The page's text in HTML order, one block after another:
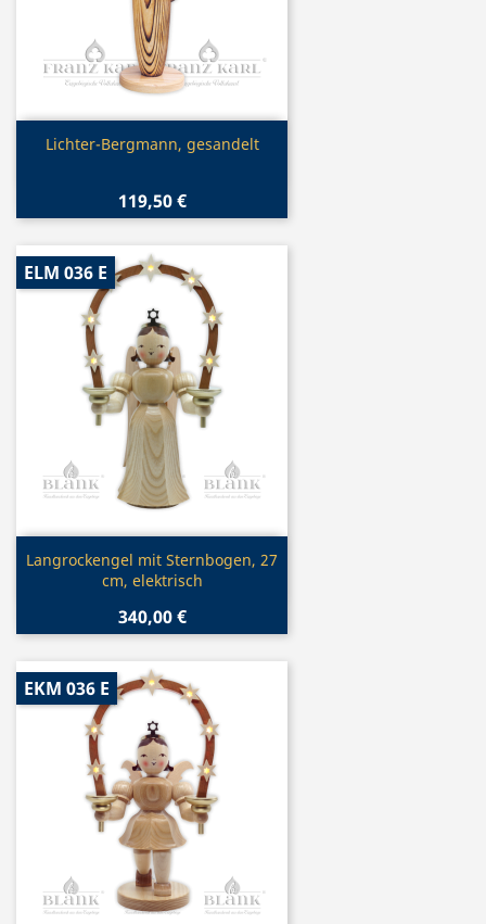
Vorschau
Lichter-Bergmann, gesandelt
119,50 €
Vorschau
Langrockengel mit Sternbogen, 27
cm, elektrisch
340,00 €
ELM 036 E
EKM 036 E